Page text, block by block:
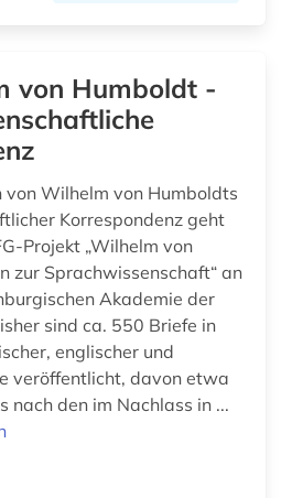
von Humboldt -
Wilhelm von Humboldts
Korrespondenz geht
Projekt „Wilhelm von
zur Sprachwissenschaft“ an
Akademie der
sind ca. 550 Briefe in
englischer und
veröffentlicht, davon etwa
nach den im Nachlass in ...